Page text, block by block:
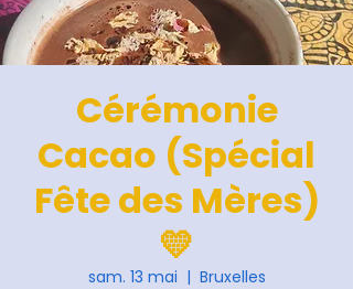
Cérémonie
Cacao (Spécial
Fête des Mères)
💛
sam. 13 mai
  |
Bruxelles